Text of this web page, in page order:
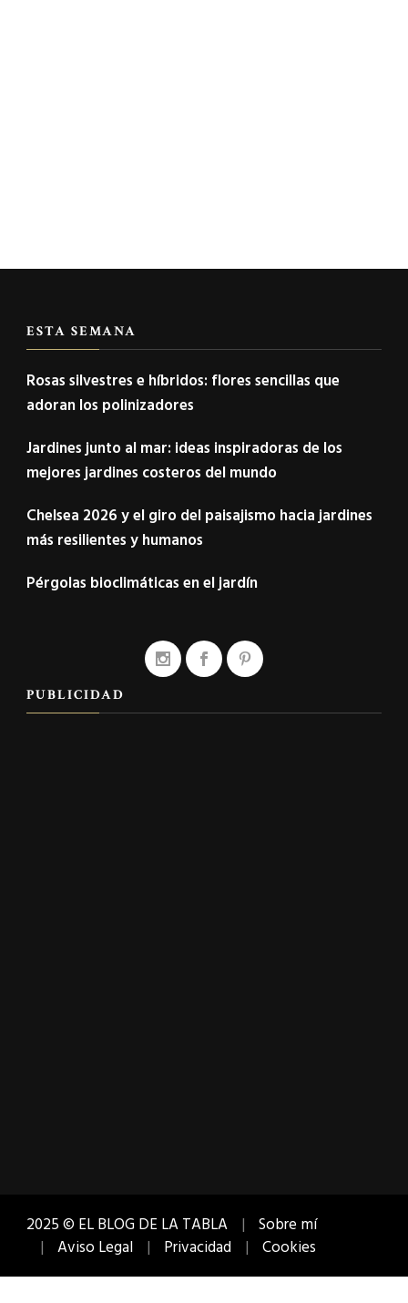
ESTA SEMANA
Rosas silvestres e híbridos: flores sencillas que
adoran los polinizadores
Jardines junto al mar: ideas inspiradoras de los
mejores jardines costeros del mundo
Chelsea 2026 y el giro del paisajismo hacia jardines
más resilientes y humanos
Pérgolas bioclimáticas en el jardín
PUBLICIDAD
2025 © EL BLOG DE LA TABLA
Sobre mí
Aviso Legal
Privacidad Cookies